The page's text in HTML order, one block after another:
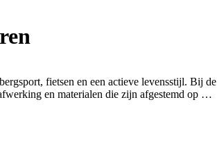
fietsen en een actieve levensstijl. Bij de
en materialen die zijn afgestemd op het